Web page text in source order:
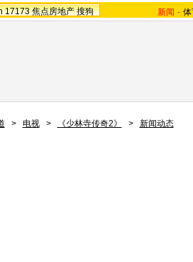
17173 焦点房地产 搜狗 新闻 -
> 电视 > 《少林寺传奇2》 > 新闻动态